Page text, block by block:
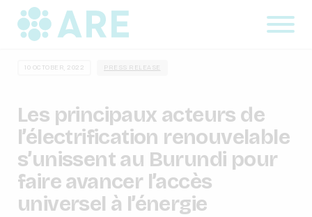
10 OCTOBER, 2022 PRESS RELEASE
Les principaux acteurs de
l’électrification renouvelable
s’unissent au Burundi pour
faire avancer l’accès
universel à l’énergie